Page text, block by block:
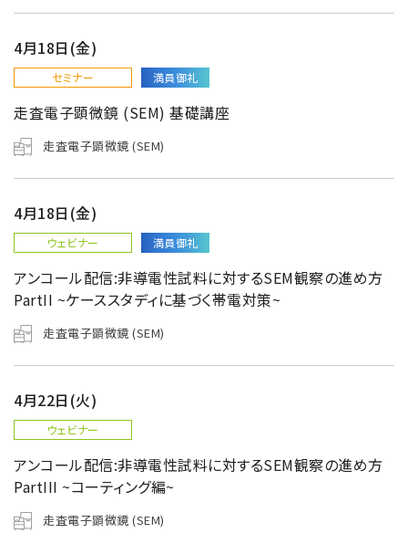
4月18日(金)
セミナー 満員御礼
走査電子顕微鏡 (SEM) 基礎講座
走査電子顕微鏡 (SEM)
4月18日(金)
ウェビナー 満員御礼
アンコール配信:非導電性試料に対するSEM観察の進め方
PartII ~ケーススタディに基づく帯電対策~
走査電子顕微鏡 (SEM)
4月22日(火)
ウェビナー
アンコール配信:非導電性試料に対するSEM観察の進め方
PartIII ~コーティング編~
走査電子顕微鏡 (SEM)